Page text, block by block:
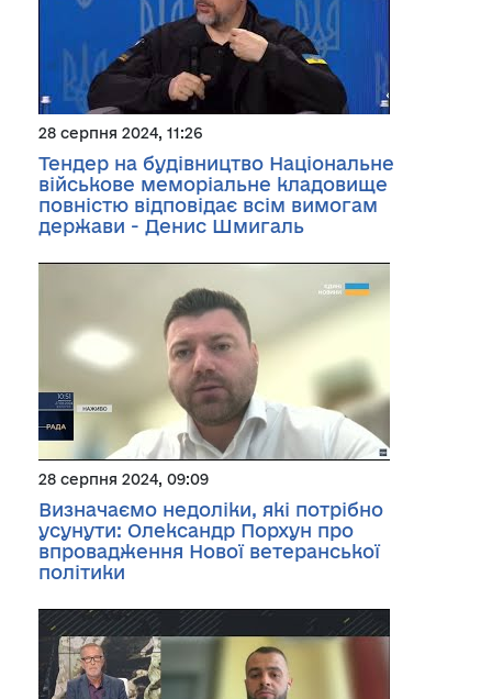
28 серпня 2024, 11:26
Тендер на будівництво Національне
військове меморіальне кладовище
повністю відповідає всім вимогам
держави - Денис Шмигаль
28 серпня 2024, 09:09
Визначаємо недоліки, які потрібно
усунути: Олександр Порхун про
впровадження Нової ветеранської
політики